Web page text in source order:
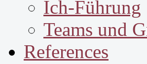
Ich-Führung
Teams und
References